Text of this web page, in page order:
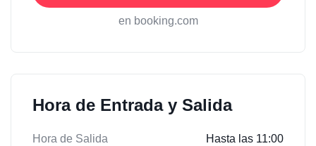
en booking.com
Hora de Entrada y Salida
Hora de Salida Hasta las 11:00